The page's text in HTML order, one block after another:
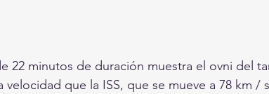
22 minutos de duración muestra el ovni del
velocidad que la ISS, que se mueve a 78 km /